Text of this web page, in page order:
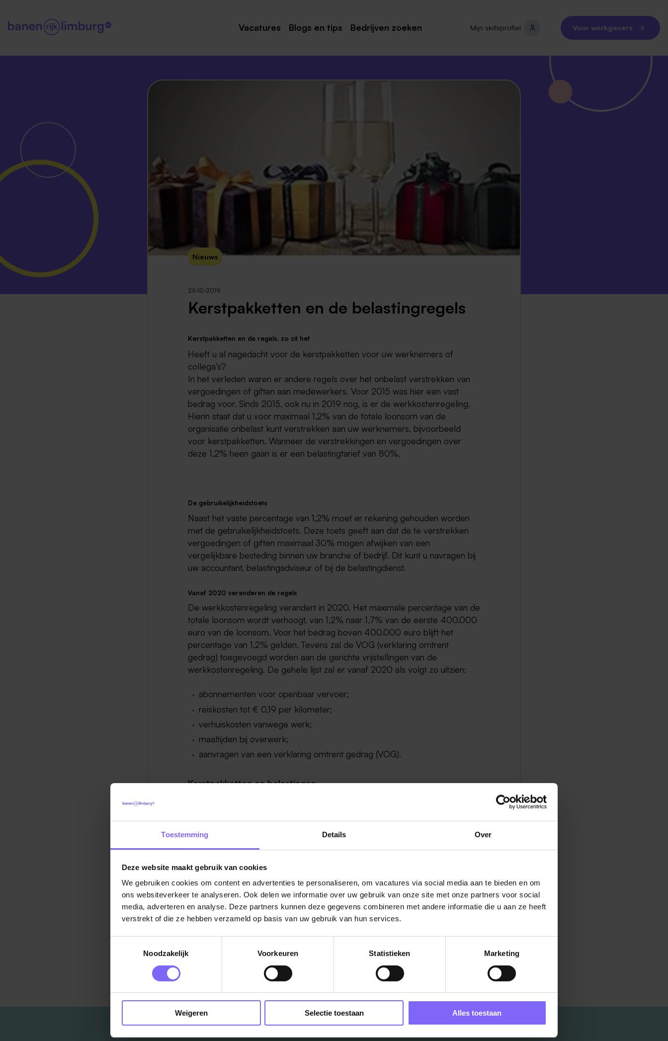
Toestemming Details Over
Deze website maakt gebruik van cookies
We gebruiken cookies om content en advertenties te personaliseren, om vacatures via social media aan te bieden en om
ons websiteverkeer te analyseren. Ook delen we informatie over uw gebruik van onze site met onze partners voor social
media, adverteren en analyse. Deze partners kunnen deze gegevens combineren met andere informatie die u aan ze heeft
verstrekt of die ze hebben verzameld op basis van uw gebruik van hun services.
Noodzakelijk
Voorkeuren Statistieken Marketing
Weigeren Selectie toestaan Alles toestaan
Vacatures
Maastricht
Roermond
Midden-Limburg
Weert
Kerkrade
Blogs en tips Bedrijven zoeken Mijn skillsprofiel Voor werkgevers
Nieuws
25-10-2019
Kerstpakketten en de belastingregels
Kerstpakketten en de regels, zo zit het
Heeft u al nagedacht voor de kerstpakketten voor uw werknemers of
collega’s?
In het verleden waren er andere regels over het onbelast verstrekken van
vergoedingen of giften aan medewerkers. Voor 2015 was hier een vast
bedrag voor. Sinds 2015, ook nu in 2019 nog, is er de werkkostenregeling.
Hierin staat dat u voor maximaal 1,2% van de totale loonsom van de
organisatie onbelast kunt verstrekken aan uw werknemers, bijvoorbeeld
voor kerstpakketten. Wanneer de verstrekkingen en vergoedingen over
deze 1,2% heen gaan is er een belastingtarief van 80%.
De gebruikelijkheidstoets
Naast het vaste percentage van 1,2% moet er rekening gehouden worden
met de gebruikelijkheidstoets. Deze toets geeft aan dat de te verstrekken
vergoedingen of giften maximaal 30% mogen afwijken van een
vergelijkbare besteding binnen uw branche of bedrijf. Dit kunt u navragen bij
uw accountant, belastingadviseur of bij de belastingdienst.
Vanaf 2020 veranderen de regels
De werkkostenregeling verandert in 2020. Het maximale percentage van de
totale loonsom wordt verhoogt, van 1,2% naar 1,7% van de eerste 400.000
euro van de loonsom. Voor het bedrag boven 400.000 euro blijft het
percentage van 1,2% gelden. Tevens zal de VOG (verklaring omtrent
gedrag) toegevoegd worden aan de gerichte vrijstellingen van de
werkkostenregeling. De gehele lijst zal er vanaf 2020 als volgt zo uitzien:
abonnementen voor openbaar vervoer;
reiskosten tot € 0,19 per kilometer;
verhuiskosten vanwege werk;
maaltijden bij overwerk;
aanvragen van een verklaring omtrent gedrag (VOG).
Kerstpakketten en belastingen
mits u de loonsom van 400.000 euro niet overschrijdt 1,7% aanhouden.
kerstpakketten.
Terug naar alle items